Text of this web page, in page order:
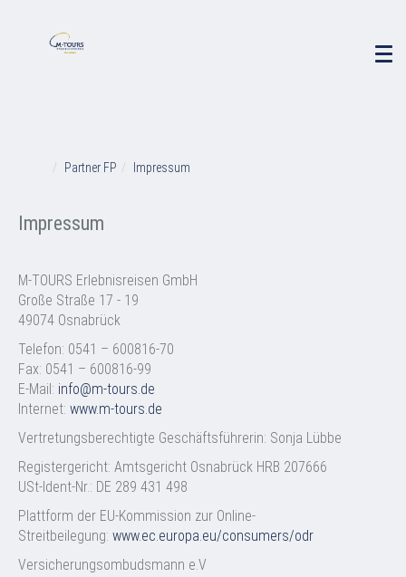
Partner FP Impressum
Impressum
M-TOURS Erlebnisreisen GmbH
Große Straße 17 - 19
49074 Osnabrück
Telefon: 0541 – 600816-70
Fax: 0541 – 600816-99
E-Mail: info@m-tours.de
Internet: www.m-tours.de
Vertretungsberechtigte Geschäftsführerin: Sonja Lübbe
Registergericht: Amtsgericht Osnabrück HRB 207666
USt-Ident-Nr.: DE 289 431 498
Plattform der EU-Kommission zur Online-
Streitbeilegung: www.ec.europa.eu/consumers/odr
Versicherungsombudsmann e.V